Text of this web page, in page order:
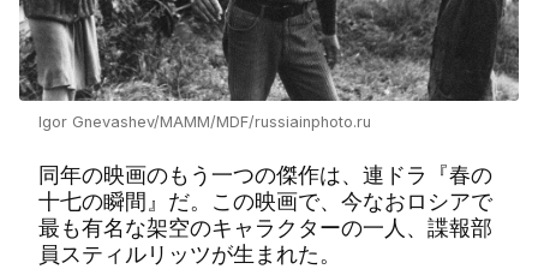
Igor Gnevashev/MAMM/MDF/russiainphoto.ru
同年の映画のもう一つの傑作は、連ドラ『春の
十七の瞬間』だ。この映画で、今なおロシアで
最も有名な架空のキャラクターの一人、諜報部
員スティルリッツが生まれた。